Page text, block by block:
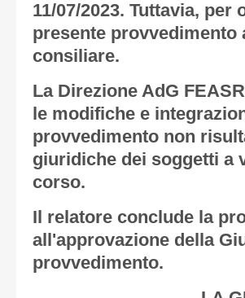
11/07/2023. Tuttavia,
presente
consiliare.
La Direzione AdG
le modifiche e
provvedimento non
giuridiche dei soggetti a
corso.
Il relatore conclude la
all'approvazione della
provvedimento.